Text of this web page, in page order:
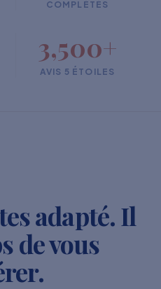
COMPLÉTÉS
3,500+
AVIS 5 ÉTOILES
adapté. Il
de vous